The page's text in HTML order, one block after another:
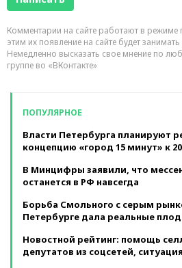
Комментарии на сайте работают в режиме
этим их появление на сайте будет
Немедленно высказать свое мнение по
группе во «ВКонтакте»
ПОПУЛЯРНОЕ
Власти Петербурга планируют
концепцию «город 15 минут» к
В Минцифры заявили, что
останется в РФ навсегда
Борьба Смольного с серым
Петербурге дала реальные
Новостной рейтинг: помощь
депутатов из соцсетей,